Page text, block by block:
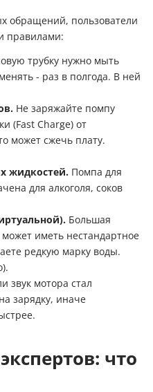
обращений, пользователи
правилами:
трубку нужно мыть
- раз в полгода. В ней
Не заряжайте помпу
(Fast Charge) от
может сжечь плату.
жидкостей. Помпа для
для алкоголя, соков
Большая
иметь нестандартное
редкую марку воды.
звук мотора стал
зарядку, иначе
что